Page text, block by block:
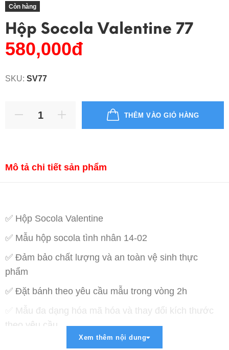
Còn hàng
Hộp Socola Valentine 77
580,000đ
SKU: SV77
THÊM VÀO GIỎ HÀNG
Mô tả chi tiết sản phẩm
✅ Hộp Socola Valentine
✅ Mẫu hộp socola tình nhân 14-02
✅ Đảm bảo chất lượng và an toàn vệ sinh thực
phẩm
✅ Đặt bánh theo yêu cầu mẫu trong vòng 2h
✅ Mẫu đa dạng hóa mã hóa và thay đổi kích thước
theo yêu cầu
✅ Miễn phí vận chuyển trong bán kính 5km
Xem thêm nội dung